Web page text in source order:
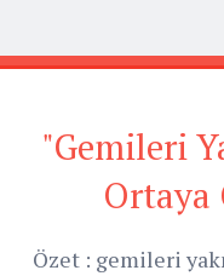
"Gemileri
Ortaya
Özet : gemileri